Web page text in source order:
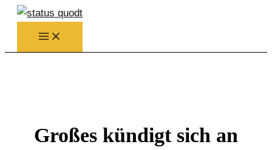
Zum
Inhalt
springen
Großes kündigt sich an